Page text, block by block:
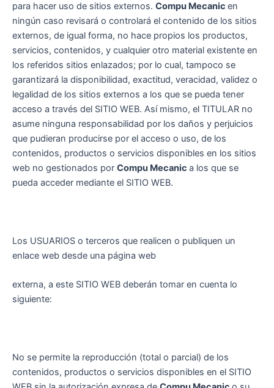
para hacer uso de sitios externos. Compu Mecanic en
ningún caso revisará o controlará el contenido de los sitios
externos, de igual forma, no hace propios los productos,
servicios, contenidos, y cualquier otro material existente en
los referidos sitios enlazados; por lo cual, tampoco se
garantizará la disponibilidad, exactitud, veracidad, validez o
legalidad de los sitios externos a los que se pueda tener
acceso a través del SITIO WEB. Así mismo, el TITULAR no
asume ninguna responsabilidad por los daños y perjuicios
que pudieran producirse por el acceso o uso, de los
contenidos, productos o servicios disponibles en los sitios
web no gestionados por Compu Mecanic a los que se
pueda acceder mediante el SITIO WEB.
Los USUARIOS o terceros que realicen o publiquen un
enlace web desde una página web
externa, a este SITIO WEB deberán tomar en cuenta lo
siguiente:
No se permite la reproducción (total o parcial) de los
contenidos, productos o servicios disponibles en el SITIO